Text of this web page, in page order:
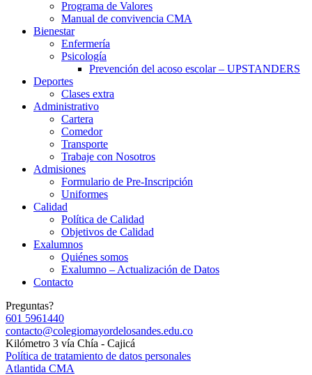
Programa de Valores
Manual de convivencia CMA
Bienestar
Enfermería
Psicología
Prevención del acoso escolar – UPSTANDERS
Deportes
Clases extra
Administrativo
Cartera
Comedor
Transporte
Trabaje con Nosotros
Admisiones
Formulario de Pre-Inscripción
Uniformes
Calidad
Política de Calidad
Objetivos de Calidad
Exalumnos
Quiénes somos
Exalumno – Actualización de Datos
Contacto
Preguntas?
601 5961440
contacto@colegiomayordelosandes.edu.co
Kilómetro 3 vía Chía - Cajicá
Política de tratamiento de datos personales
Atlantida CMA